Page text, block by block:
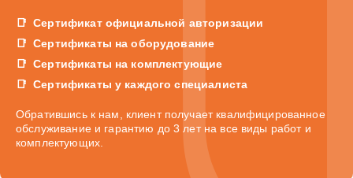
Сертификат официальной авторизации
Сертификаты на оборудование
Сертификаты на комплектующие
Сертификаты у каждого специалиста
Обратившись к нам, клиент получает квалифицированное
обслуживание и гарантию до 3 лет на все виды работ и
комплектующих.